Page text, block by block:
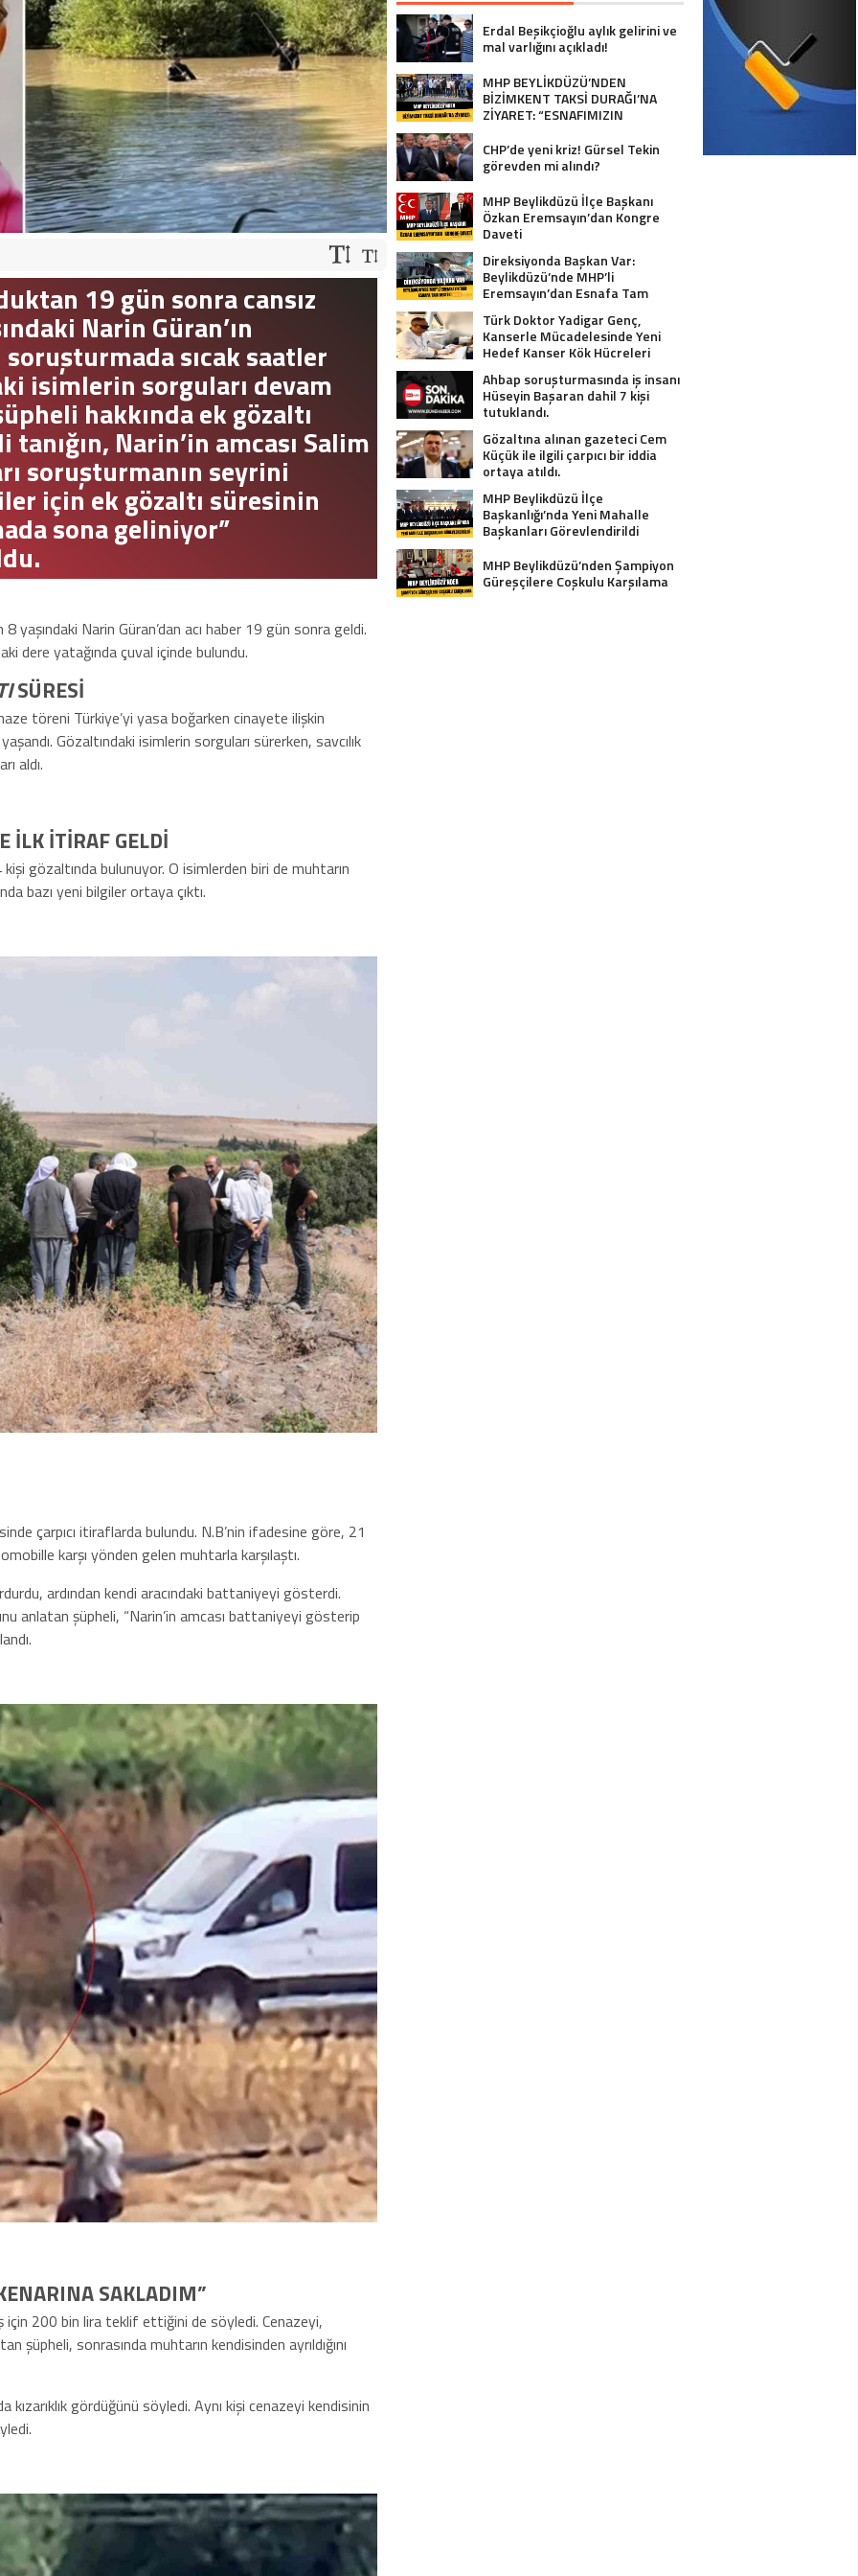
19 gün sonra cansız
Narin Güran’ın
sıcak saatler
isimlerin sorguları devam
hakkında ek gözaltı
tanığın, Narin’in amcası Salim
soruşturmanın seyrini
için ek gözaltı süresinin
sona geliniyor”
yaşındaki Narin Güran’dan acı haber 19 gün sonra geldi.
dere yatağında çuval içinde bulundu.
SÜRESİ
töreni Türkiye’yi yasa boğarken cinayete ilişkin
Gözaltındaki isimlerin sorguları sürerken, savcılık
aldı.
İLK İTİRAF GELDİ
gözaltında bulunuyor. O isimlerden biri de muhtarın
bazı yeni bilgiler ortaya çıktı.
çarpıcı itiraflarda bulundu. N.B’nin ifadesine göre, 21
karşı yönden gelen muhtarla karşılaştı.
ardından kendi aracındaki battaniyeyi gösterdi.
anlatan şüpheli, “Narin’in amcası battaniyeyi gösterip
SAKLADIM”
için 200 bin lira teklif ettiğini de söyledi. Cenazeyi,
şüpheli, sonrasında muhtarın kendisinden ayrıldığını
kızarıklık gördüğünü söyledi. Aynı kişi cenazeyi kendisinin
Erdal Beşikçioğlu aylık gelirini ve
mal varlığını açıkladı!
MHP BEYLİKDÜZÜ’NDEN
BİZİMKENT TAKSİ DURAĞI’NA
ZİYARET: “ESNAFIMIZIN
CHP’de yeni kriz! Gürsel Tekin
görevden mi alındı?
MHP Beylikdüzü İlçe Başkanı
Özkan Eremsayın’dan Kongre
Daveti
Direksiyonda Başkan Var:
Beylikdüzü’nde MHP’li
Eremsayın’dan Esnafa Tam
Türk Doktor Yadigar Genç,
Kanserle Mücadelesinde Yeni
Hedef Kanser Kök Hücreleri
Ahbap soruşturmasında iş insanı
Hüseyin Başaran dahil 7 kişi
tutuklandı.
Gözaltına alınan gazeteci Cem
Küçük ile ilgili çarpıcı bir iddia
ortaya atıldı.
MHP Beylikdüzü İlçe
Başkanlığı’nda Yeni Mahalle
Başkanları Görevlendirildi
MHP Beylikdüzü’nden Şampiyon
Güreşçilere Coşkulu Karşılama